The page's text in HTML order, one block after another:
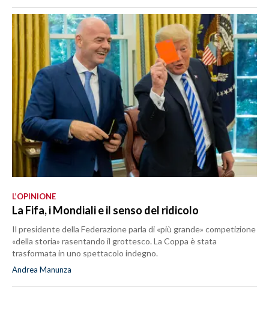
L’OPINIONE
La Fifa, i Mondiali e il senso del ridicolo
Il presidente della Federazione parla di «più grande» competizione
«della storia» rasentando il grottesco. La Coppa è stata
trasformata in uno spettacolo indegno.
Andrea Manunza